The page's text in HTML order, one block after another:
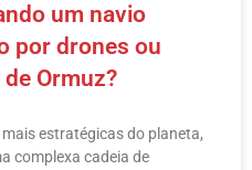
um navio
por drones ou
Ormuz?
estratégicas do planeta,
complexa cadeia de